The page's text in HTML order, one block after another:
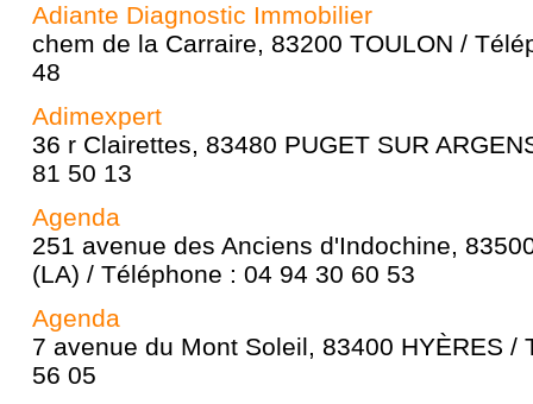
Adiante Diagnostic Immobilier
chem de la Carraire, 83200 TOULON /
48
Adimexpert
36 r Clairettes, 83480 PUGET SUR
81 50 13
Agenda
251 avenue des Anciens d'Indochine,
(LA) / Téléphone : 04 94 30 60 53
Agenda
7 avenue du Mont Soleil, 83400 HYÈRES /
56 05